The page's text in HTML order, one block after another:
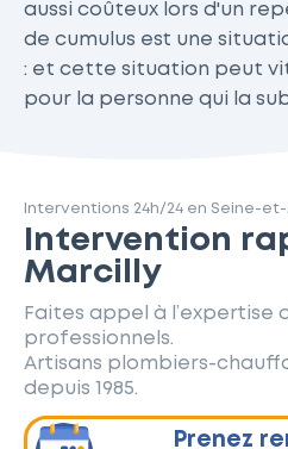
aussi coûteux lors d'un
de cumulus est une
: et cette situation peut
pour la personne qui la
Interventions 24h/24 en Seine-
Intervention
Marcilly
Faites appel à l’expertise
professionnels.
Artisans plombiers-
depuis 1985.
Prenez